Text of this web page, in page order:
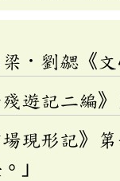
梁．劉勰《
殘遊記二編
場現形記》
」